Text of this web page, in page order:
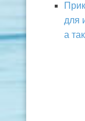
для
а